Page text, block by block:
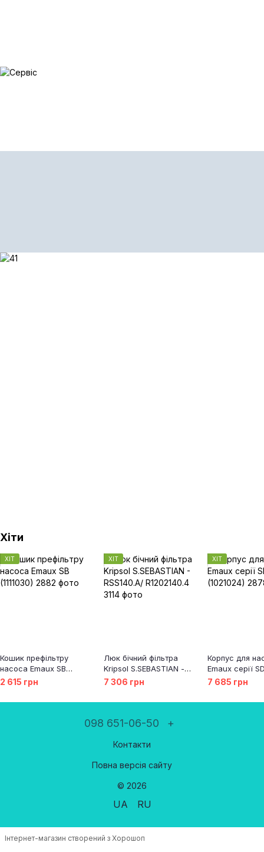
Хіти
ХІТ
Кошик префільтру
насоса Emaux SB
(1111030)
2 615 грн
ХІТ
Люк бічний фільтра
Kripsol S.SEBASTIAN -
RSS140.A/ R1202140.4
7 306 грн
ХІТ
Корпус для
Emaux серії
(1021024)
7 685 грн
098 651-06-50 +
Контакти
Повна версія сайту
© 2026
UA RU
Інтернет-магазин створений з Хорошоп